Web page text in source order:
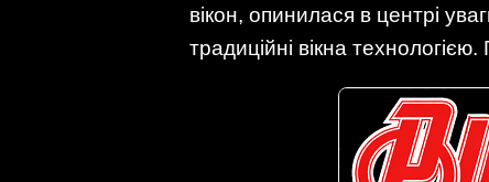
вікон, опинилася в центрі
традиційні вікна